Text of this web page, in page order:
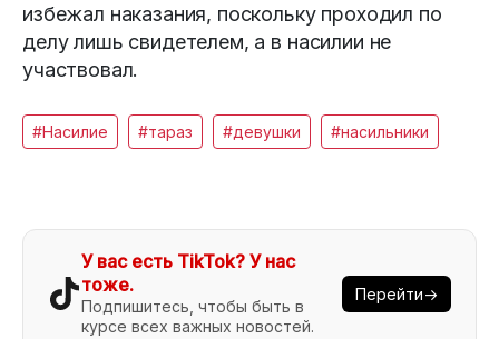
избежал наказания, поскольку проходил по
делу лишь свидетелем, а в насилии не
участвовал.
#Насилие #тараз #девушки #насильники
У вас есть TikTok? У нас
тоже.
Подпишитесь, чтобы быть в
курсе всех важных новостей.
Перейти→